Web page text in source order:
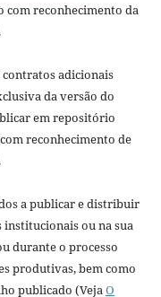
reconhecimento da
adicionais
da versão do
em repositório
reconhecimento de
a publicar e distribuir
ou na sua
durante o processo
produtivas, bem como
publicado (VejaO